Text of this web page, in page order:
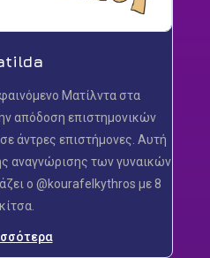
Ματίλντα στα
απόδοση επιστημονικών
άντρες επιστήμονες. Αυτή
αναγνώρισης των γυναικών
ο @kourafelkythros με 8